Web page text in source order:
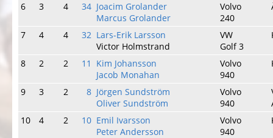
6 3 4 34 Joacim Grolander
Marcus Grolander
Volvo
240
7 4 4 32 Lars-Erik Larsson
Victor Holmstrand
VW
Golf 3
8 2 2 11
Kim Johansson
Jacob Monahan
Volvo
940
9 3 2 8 Jörgen Sundström
Oliver Sundström
Volvo
940
10
4 2 10 Emil Ivarsson
Peter Andersson
Volvo
940